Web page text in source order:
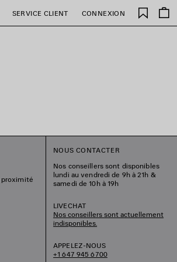
SERVICE CLIENT CONNEXION
proximité
NOUS CONTACTER
Nos conseillers sont disponibles
lundi au vendredi de 9h à 21h &
samedi de 10h à 19h
LIVECHAT
Nos conseillers sont actuellement
indisponibles.
APPELEZ-NOUS
+1 647 945 6700